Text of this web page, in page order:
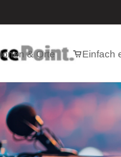
& Orte Einfach